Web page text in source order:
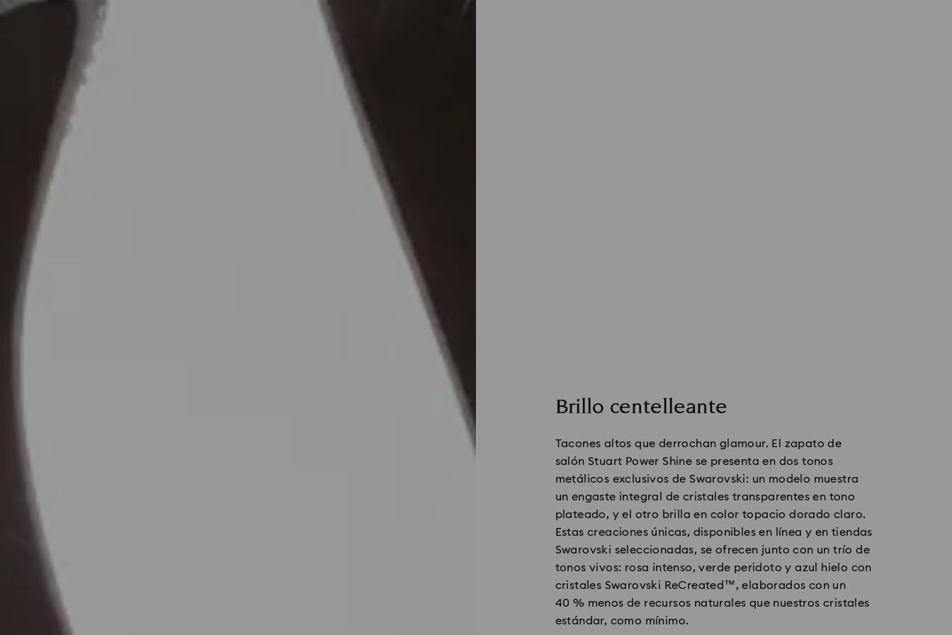
Brillo centelleante
Tacones altos que derrochan glamour. El zapato de
salón Stuart Power Shine se presenta en dos tonos
metálicos exclusivos de Swarovski: un modelo muestra
un engaste integral de cristales transparentes en tono
plateado, y el otro brilla en color topacio dorado claro.
Estas creaciones únicas, disponibles en línea y en tiendas
Swarovski seleccionadas, se ofrecen junto con un trío de
tonos vivos: rosa intenso, verde peridoto y azul hielo con
cristales Swarovski ReCreated™, elaborados con un
40 % menos de recursos naturales que nuestros cristales
estándar, como mínimo.